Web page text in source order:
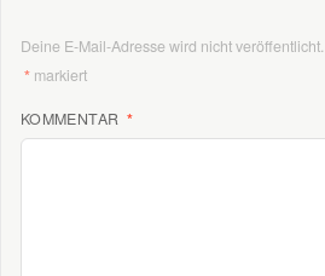
Deine E-Mail-Adresse wird nicht veröffentlicht.
* markiert
KOMMENTAR *